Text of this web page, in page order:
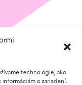
technológie, ako
o zariadení.